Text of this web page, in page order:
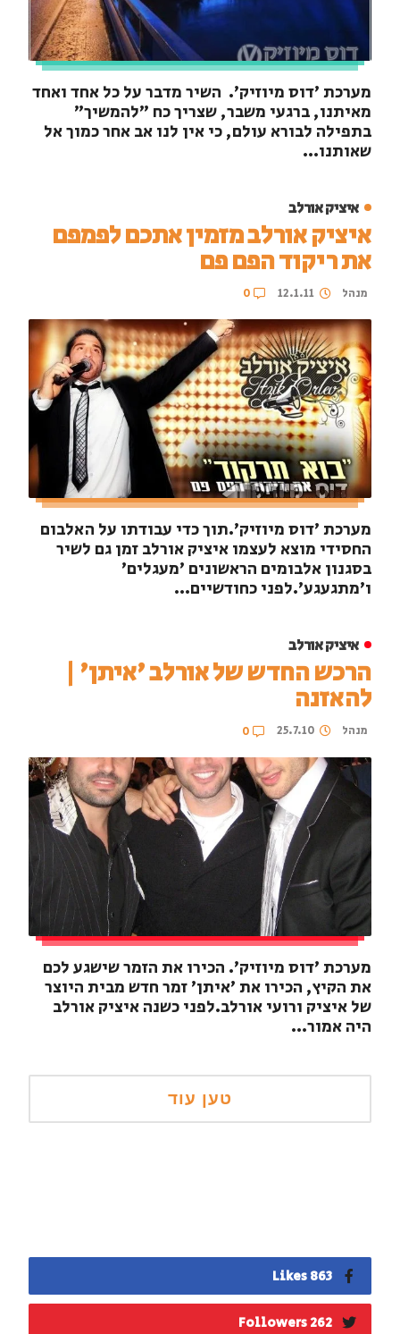
מערכת 'דוס מיוזיק'. השיר מדבר על כל אחד ואחד
מאיתנו, ברגעי משבר, שצריך כח "להמשיך"
בתפילה לבורא עולם, כי אין לנו אב אחר כמוך אל
שאותנו...
איציק אורלב
איציק אורלב מזמין אתכם לפמפם
את ריקוד הפם פם
מנהל 12.1.11
0
מערכת 'דוס מיוזיק'.תוך כדי עבודתו על האלבום
החסידי מוצא לעצמו איציק אורלב זמן גם לשיר
בסגנון אלבומים הראשונים 'מעגלים'
ו'מתגעגע'.לפני כחודשיים...
איציק אורלב
הרכש החדש של אורלב 'איתן' |
להאזנה
מנהל 25.7.10
0
מערכת 'דוס מיוזיק'. הכירו את הזמר שישגע לכם
את הקיץ, הכירו את 'איתן' זמר חדש מבית היוצר
של איציק ורועי אורלב.לפני כשנה איציק אורלב
היה אמור...
863 Likes
262 Followers